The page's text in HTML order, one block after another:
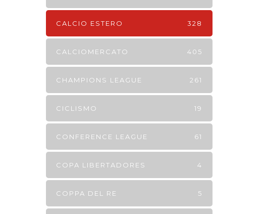
CALCIO ESTERO 328
CALCIOMERCATO 405
CHAMPIONS LEAGUE 261
CICLISMO 19
CONFERENCE LEAGUE 61
COPA LIBERTADORES 4
COPPA DEL RE 5